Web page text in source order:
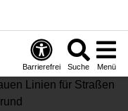
Barrierefrei Suche Menü